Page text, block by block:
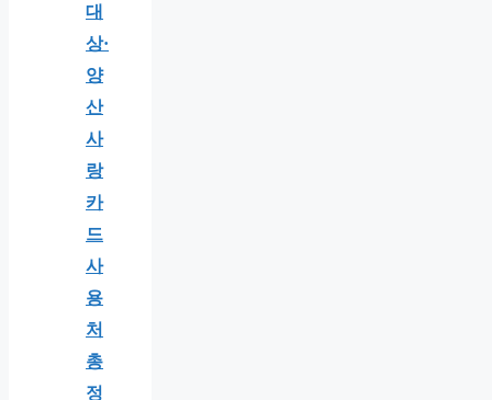
대
상·
양
산
사
랑
카
드
사
용
처
총
정